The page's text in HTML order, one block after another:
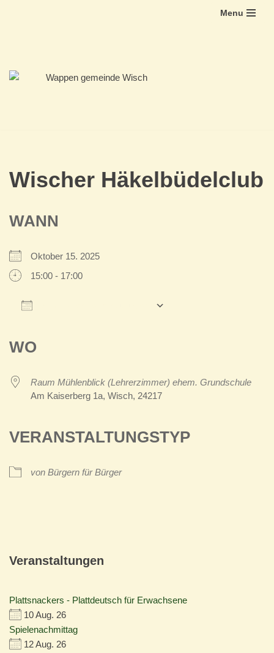
Menu
Wischer Häkelbüdelclub
WANN
Oktober 15. 2025
15:00 - 17:00
WO
Raum Mühlenblick (Lehrerzimmer) ehem. Grundschule
Am Kaiserberg 1a, Wisch, 24217
VERANSTALTUNGSTYP
von Bürgern für Bürger
Veranstaltungen
Plattsnackers - Plattdeutsch für Erwachsene
10 Aug. 26
Spielenachmittag
12 Aug. 26